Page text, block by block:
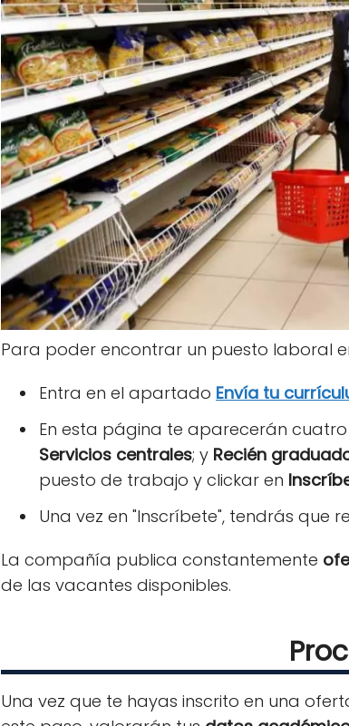
Para poder encontrar un puesto laboral
Entra en el apartado Envía tu
En esta página te aparecerán
Servicios centrales; y Recién
puesto de trabajo y clickar en
Una vez en "Inscríbete", tendrás que
La compañía publica constantemente
de las vacantes disponibles.
Una vez que te hayas inscrito en una